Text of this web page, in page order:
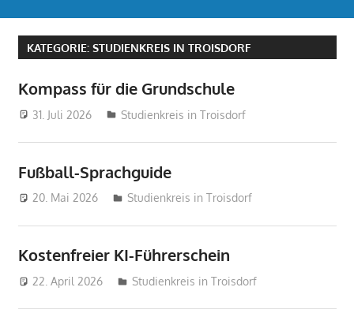
KATEGORIE: STUDIENKREIS IN TROISDORF
Kompass für die Grundschule
31. Juli 2026 treffpunkt
Studienkreis in Troisdorf
Fußball-Sprachguide
20. Mai 2026 treffpunkt
Studienkreis in Troisdorf
Kostenfreier KI-Führerschein
22. April 2026 treffpunkt
Studienkreis in Troisdorf